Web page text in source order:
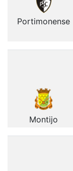
Portimonense
Montijo